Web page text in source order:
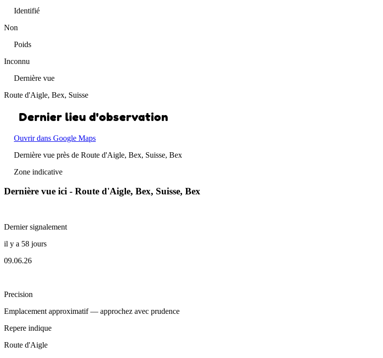
Identifié
Non
Poids
Inconnu
Dernière vue
Route d'Aigle, Bex, Suisse
Dernier lieu d'observation
Ouvrir dans Google Maps
Dernière vue près de Route d'Aigle, Bex, Suisse, Bex
Zone indicative
Dernière vue ici - Route d'Aigle, Bex, Suisse, Bex
Dernier signalement
il y a 58 jours
09.06.26
Precision
Emplacement approximatif — approchez avec prudence
Repere indique
Route d'Aigle